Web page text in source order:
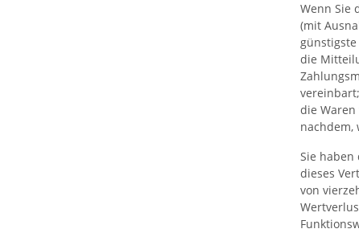
Wenn Sie
(mit
die
die
nachdem,
Sie haben
dieses
von